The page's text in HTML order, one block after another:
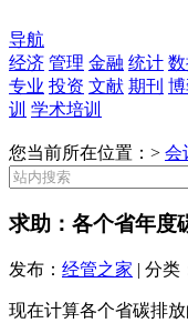
导航
经济 管理 金融 统计
专业 投资 文献 期刊
训 学术培训
您当前所在位置：> 会
求助：各个省年度
发布： 经管之家 | 分类
现在计算各个省碳排